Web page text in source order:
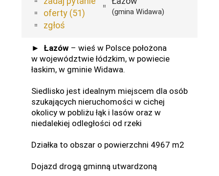
oferty (51)
zgłoś
(gmina Widawa)
► Łazów – wieś w Polsce położona
w województwie łódzkim, w powiecie
łaskim, w gminie Widawa.
Siedlisko jest idealnym miejscem dla osób
szukających nieruchomości w cichej
okolicy w pobliżu łąk i lasów oraz w
niedalekiej odległości od rzeki
Działka to obszar o powierzchni 4967 m2
Dojazd drogą gminną utwardzoną